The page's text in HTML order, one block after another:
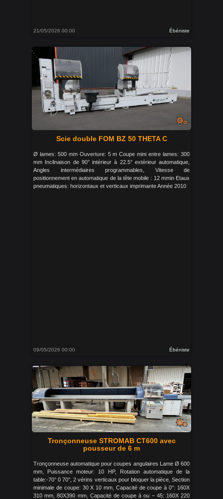
21/05/2026 00:00 Ébéniste
Scie double FOM BZ 50 THETA C
Ø lames: 500 mm Ouverture: 5 m Coupe mini entre lames: 300
mm Inclinaison de 90° intérieur à 22.5° extérieur automatique,
Angles intermédiaires programmables, Vitesse de
positionnement en automatique de la tête mobile : 12 mmin Etaux
pneumatiques: horizontaux et verticaux imprimante Année 2010
09/05/2026 00:00 Ébéniste
Tronçonneuse STROMAB CT600 avec
pousseur de 6 m
Tronçonneuse automatique pour coupes angulaires Lame Ø 600
mm, Puissance moteur: 10 HP, Rotation automatique de la
table:-70° 0 70°, 2 vérins verticaux pour bloquer la pièce, Section
minimale de coupe: 30 X 10 mm, Capacité de coupe à 0°: 160X
310 mm, 80X390 mm, Capacité de coupe à ou – 45: 160X 220